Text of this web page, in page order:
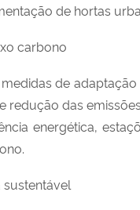
de hortas
carbono
de
redução das
energética,